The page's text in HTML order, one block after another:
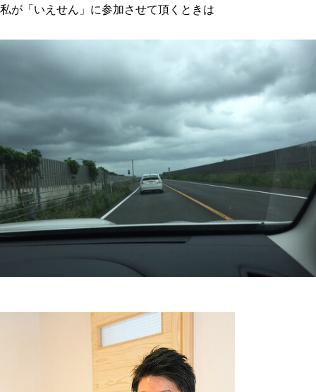
お客様の声
お問い合わせ
私が「いえせん」に参加させて頂くときは